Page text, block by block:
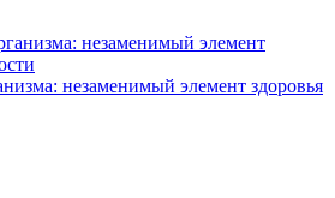
незаменимый элемент здоровья